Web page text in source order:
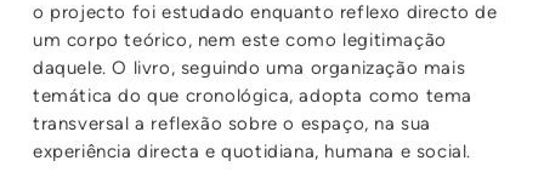
o projecto foi estudado enquanto reflexo directo de
um corpo teórico, nem este como legitimação
daquele. O livro, seguindo uma organização mais
temática do que cronológica, adopta como tema
transversal a reflexão sobre o espaço, na sua
experiência directa e quotidiana, humana e social.